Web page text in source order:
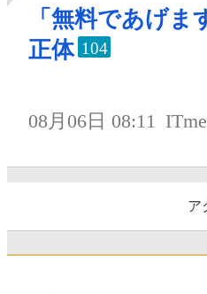
「無料であげま
正体 104
08月06日 08:11
ア